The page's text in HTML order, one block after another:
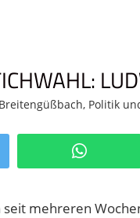
Breitengüßbach, Politik
WhatsApp
seit mehreren